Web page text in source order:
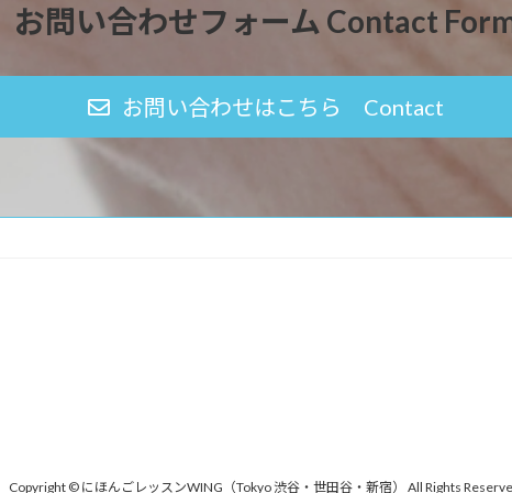
お問い合わせフォーム Contact
お問い合わせはこちら Contact
Copyright © にほんごレッスンWING（Tokyo 渋谷・世田谷・新宿） All Rights